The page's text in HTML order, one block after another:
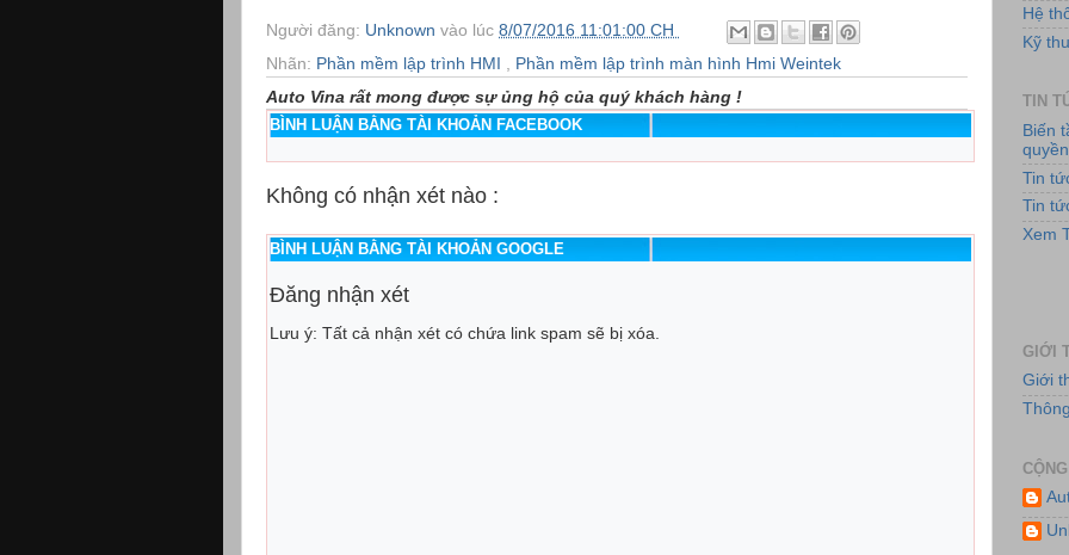
Người đăng: Unknown vào lúc 8/07/2016 11:01:00 CH
Nhãn: Phần mềm lập trình HMI , Phần mềm lập trình màn hình Hmi Weintek
Auto Vina rất mong được sự ủng hộ của quý khách hàng !
BÌNH LUẬN BẰNG TÀI KHOẢN FACEBOOK
Không có nhận xét nào :
BÌNH LUẬN BẰNG TÀI KHOẢN GOOGLE
Đăng nhận xét
Lưu ý: Tất cả nhận xét có chứa link spam sẽ bị xóa.
Hệ
Kỹ
TIN
Biến
Tin
Tin
Xem
GIỚI
Giới